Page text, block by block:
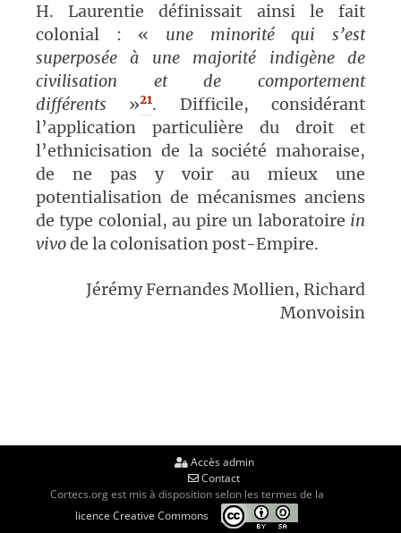
H. Laurentie définissait ainsi le fait
colonial : « une minorité qui s’est
superposée à une majorité indigène de
civilisation et de comportement
différents »21. Difficile, considérant
l’application particulière du droit et
l’ethnicisation de la société mahoraise,
de ne pas y voir au mieux une
potentialisation de mécanismes anciens
de type colonial, au pire un laboratoire in
vivode la colonisation post-Empire.
Jérémy Fernandes Mollien, Richard
Monvoisin
Accès admin
Contact
Cortecs.org est mis à disposition selon les termes de la
licence Creative Commons